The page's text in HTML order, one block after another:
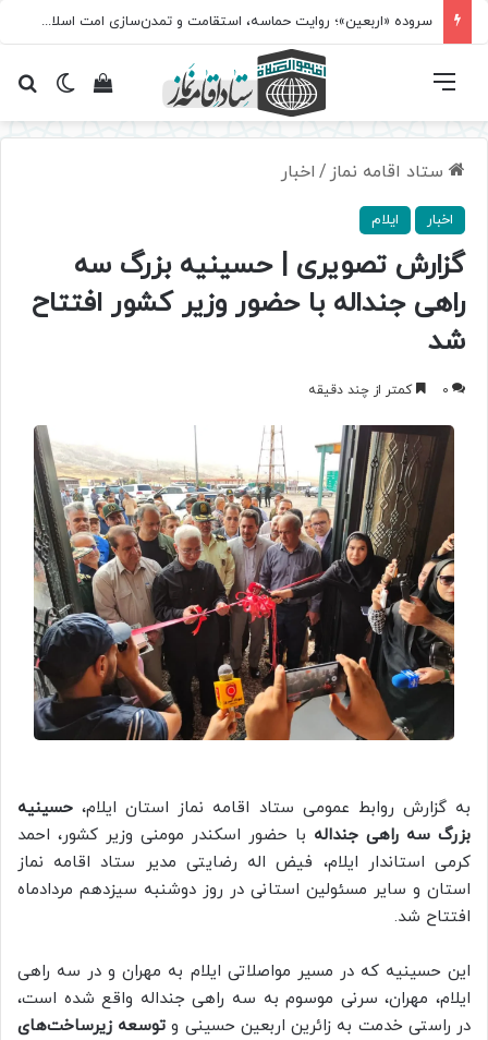
سروده‌ «اربعین»؛ روایت حماسه، استقامت و تمدن‌سازی امت اسلامی
تغییرمشاهده فهرست
ستاد اقامه نماز / اخبار
اخبار ایلام
گزارش تصویری | حسینیه بزرگ سه
راهی جنداله با حضور وزیر کشور افتتاح
شد
0 کمتر از چند دقیقه
به گزارش روابط عمومی ستاد اقامه نماز استان ایلام، حسینیه
بزرگ سه راهی جنداله با حضور اسکندر مومنی وزیر کشور، احمد
کرمی استاندار ایلام، فیض اله رضایتی مدیر ستاد اقامه نماز
استان و سایر مسئولین استانی در روز دوشنبه سیزدهم مردادماه
افتتاح شد.
این حسینیه که در مسیر مواصلاتی ایلام به مهران و در سه راهی
ایلام، مهران، سرنی موسوم به سه راهی جنداله واقع شده است،
در راستی خدمت به زائرین اربعین حسینی و توسعه زیرساخت‌های